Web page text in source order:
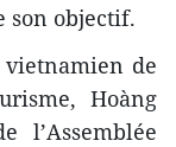
son objectif.
vietnamien de
Hoàng
l’Assemblée